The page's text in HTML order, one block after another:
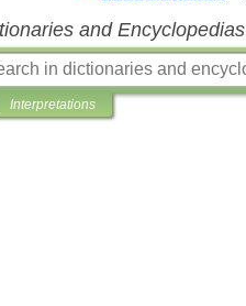
and Encyclopedias
Interpretations